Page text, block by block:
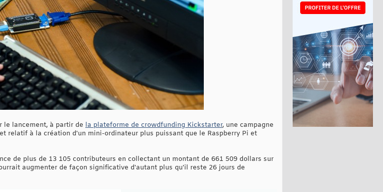
le lancement, à partir de la plateforme de crowdfunding Kickstarter, une campagne
relatif à la création d'un mini-ordinateur plus puissant que le Raspberry Pi et
de plus de 13 105 contributeurs en collectant un montant de 661 509 dollars sur
augmenter de façon significative d'autant plus qu'il reste 26 jours de